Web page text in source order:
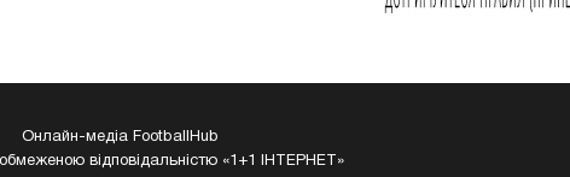
Онлайн-медіа FootballHub
обмеженою відповідальністю «1+1 ІНТЕРНЕТ»